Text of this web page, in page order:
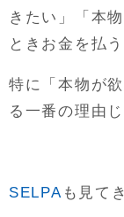
きたい」「本
ときお金を払
特に「本物が
る一番の理由
SELPA も見て